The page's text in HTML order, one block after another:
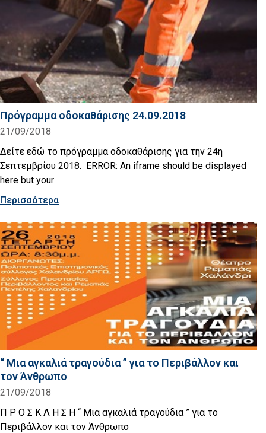
Πρόγραμμα οδοκαθάρισης 24.09.2018
21/09/2018
Δείτε εδώ το πρόγραμμα οδοκαθάρισης για την 24η
Σεπτεμβρίου 2018. ERROR: An iframe should be displayed
here but your
Περισσότερα
“ Μια αγκαλιά τραγούδια ” για το Περιβάλλον και
τον Άνθρωπο
21/09/2018
Π Ρ Ο Σ Κ Λ Η Σ Η “ Μια αγκαλιά τραγούδια ” για το
Περιβάλλον και τον Άνθρωπο